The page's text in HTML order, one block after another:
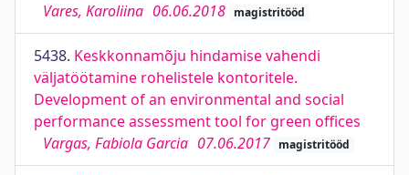
Vares, Karoliina 06.06.2018 magistritööd
5438. Keskkonnamõju hindamise vahendi
väljatöötamine rohelistele kontoritele.
Development of an environmental and social
performance assessment tool for green offices
Vargas, Fabiola Garcia 07.06.2017 magistritööd